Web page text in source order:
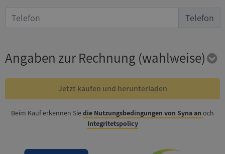
Telefon
Angaben zur Rechnung (wahlweise)
Jetzt kaufen und herunterladen
Beim Kauf erkennen Siedie Nutzungsbedingungen von Syna an och
Integritetspolicy